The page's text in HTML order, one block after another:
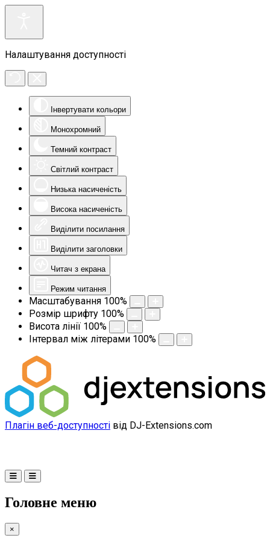
Налаштування доступності
Інвертувати кольори
Монохромний
Темний контраст
Світлий контраст
Низька насиченість
Висока насиченість
Виділити посилання
Виділити заголовки
Читач з екрана
Режим читання
Масштабування 100%
Розмір шрифту 100%
Висота лінії 100%
Інтервал між літерами 100%
Плагін веб-доступності від DJ-Extensions.com
Головне меню
×